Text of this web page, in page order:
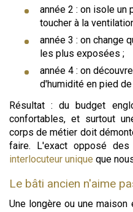
année 2 : on isole un
toucher à la
année 3 : on change
les plus exposées ;
année 4 : on
d'humidité en pied de
Résultat : du budget
confortables, et surtout
corps de métier doit
faire. L'exact opposé des
interlocuteur unique que
Le bâti ancien n'aime
Une longère ou une